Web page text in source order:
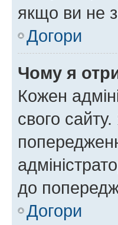
якщо ви не
Догори
Чому я
Кожен
свого
до
Догори